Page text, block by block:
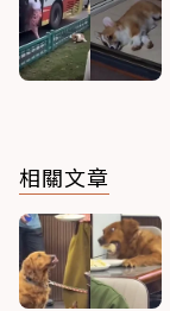
相關文章